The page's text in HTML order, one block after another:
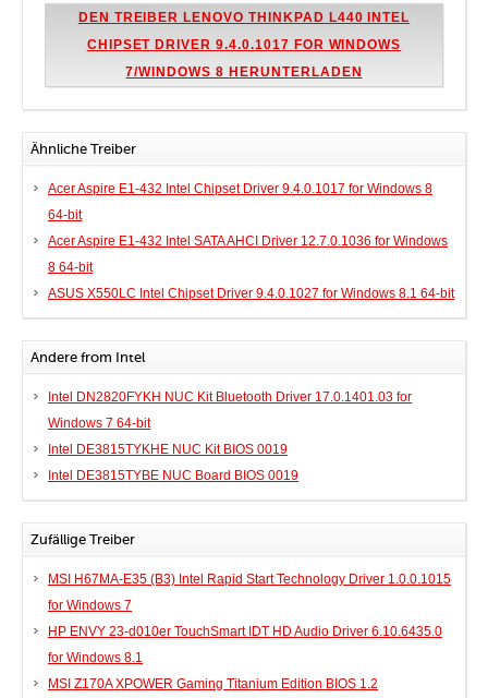
DEN TREIBER LENOVO THINKPAD L440 INTEL
CHIPSET DRIVER 9.4.0.1017 FOR WINDOWS
7/WINDOWS 8 HERUNTERLADEN
Ähnliche Treiber
Acer Aspire E1-432 Intel Chipset Driver 9.4.0.1017 for Windows 8
64-bit
Acer Aspire E1-432 Intel SATA AHCI Driver 12.7.0.1036 for Windows
8 64-bit
ASUS X550LC Intel Chipset Driver 9.4.0.1027 for Windows 8.1 64-bit
Andere from Intel
Intel DN2820FYKH NUC Kit Bluetooth Driver 17.0.1401.03 for
Windows 7 64-bit
Intel DE3815TYKHE NUC Kit BIOS 0019
Intel DE3815TYBE NUC Board BIOS 0019
Zufällige Treiber
MSI H67MA-E35 (B3) Intel Rapid Start Technology Driver 1.0.0.1015
for Windows 7
HP ENVY 23-d010er TouchSmart IDT HD Audio Driver 6.10.6435.0
for Windows 8.1
MSI Z170A XPOWER Gaming Titanium Edition BIOS 1.2